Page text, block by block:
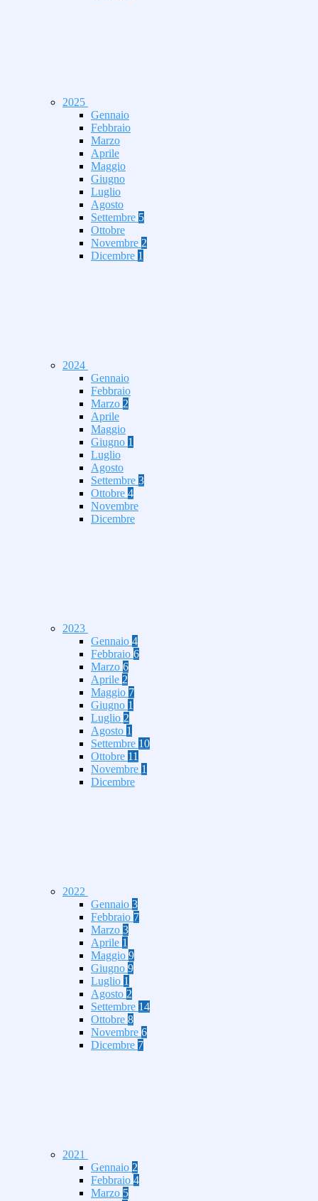
2025
Gennaio
Febbraio
Marzo
Aprile
Maggio
Giugno
Luglio
Agosto
Settembre 5
Ottobre
Novembre 2
Dicembre 1
2024
Gennaio
Febbraio
Marzo 2
Aprile
Maggio
Giugno 1
Luglio
Agosto
Settembre 3
Ottobre 4
Novembre
Dicembre
2023
Gennaio 4
Febbraio 6
Marzo 6
Aprile 2
Maggio 7
Giugno 1
Luglio 2
Agosto 1
Settembre 10
Ottobre 11
Novembre 1
Dicembre
2022
Gennaio 3
Febbraio 7
Marzo 3
Aprile 1
Maggio 9
Giugno 9
Luglio 1
Agosto 2
Settembre 14
Ottobre 8
Novembre 6
Dicembre 7
2021
Gennaio 2
Febbraio 4
Marzo 5